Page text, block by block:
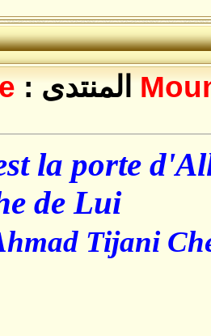
:
sunnite
est la
proche de